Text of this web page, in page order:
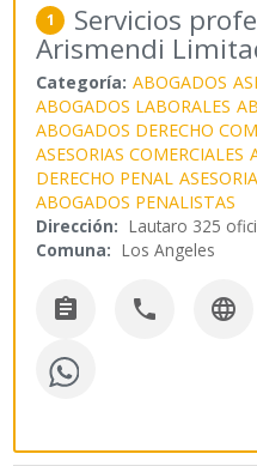
1 Servicios
Arismendi
Categoría: ABOGADOS
ABOGADOS LABORALES
ABOGADOS DERECHO
ASESORIAS COMERCIALES
DERECHO PENAL
ABOGADOS PENALISTAS
Dirección: Lautaro 325
Comuna: Los Angeles
  